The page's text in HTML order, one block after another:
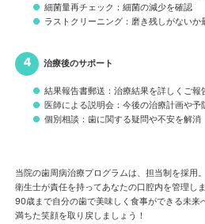
細菌量再チェック：細菌の減少を確認
ラストクリーニング：磨き残しがないか
治療後のサポート
結果報告書郵送：治療結果を詳しくご報
医師による説明会：今後の治療計画や予
個別相談：歯に関する疑問や不安を解消
当院の歯周病治療プログラムは、担当制を採用
衛生士が責任を持ってあなたの口腔内を管理しま
90歳まで自分の歯で美味しく食事ができる未来
満ちた笑顔を取り戻しましょう！